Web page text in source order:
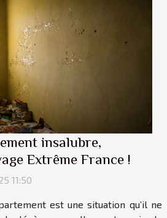
insalubre,
Extrême France !
11:50
est une situation qu’il ne